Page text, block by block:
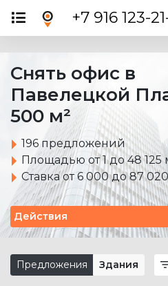
+7 916 123-
Снять офис в
Павелецкой
500 м²
196 предложений
Площадью от 1 до 48 125
Ставка от 6 000 до 87
Действия
Предложения Здания